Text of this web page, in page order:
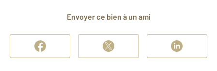
Envoyer ce bien à un ami